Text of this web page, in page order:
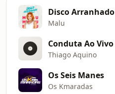
Disco Arranhado
Malu
Conduta Ao Vivo
Thiago Aquino
Os Seis Manes
Os Kmaradas